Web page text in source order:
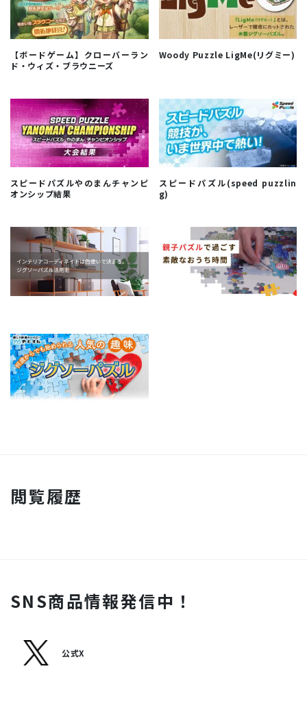
【ボードゲーム】クローバーラン
ド・ウィズ・ブラウニーズ
Woody Puzzle LigMe(リグミー)
スピードパズルやのまんチャンピ
オンシップ結果
スピードパズル(speed puzzlin
g)
閲覧履歴
SNS商品情報発信中！
公式X